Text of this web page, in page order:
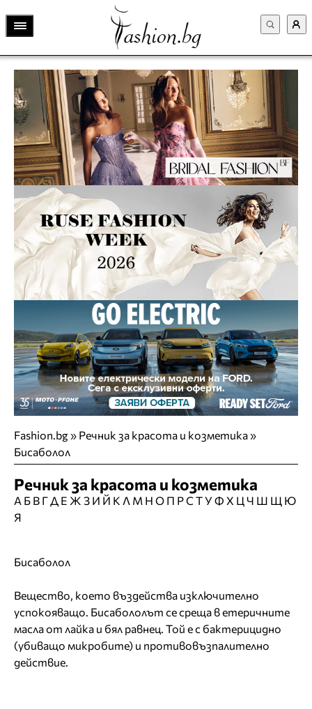
Fashion.bg» Речник за красота и козметика »
Бисаболол
Речник за красота и козметика
А Б В ГД Е Ж З И Й К Л М Н О П РС ТУФ Х ЦЧ Ш Щ Ю
Я
Бисаболол
Вещество, което въздейства изключително
успокояващо. Бисабололът се среща в етеричните
масла от лайка и бял равнец. Той е с бактерицидно
(убиващо микробите) и противовъзпалително
действие.